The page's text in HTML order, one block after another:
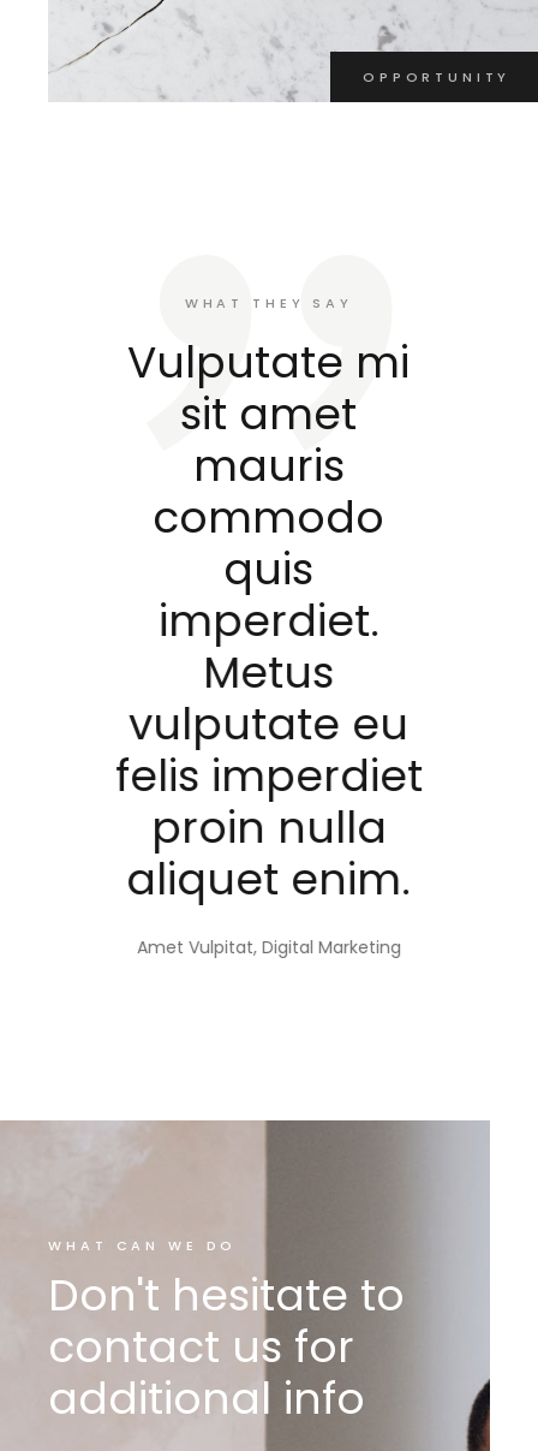
OPPORTUNITY
WHAT THEY SAY
Vulputate mi
sit amet
mauris
commodo
quis
imperdiet.
Metus
vulputate eu
felis imperdiet
proin nulla
aliquet enim.
Amet Vulpitat, Digital Marketing
WHAT CAN WE DO
Don't hesitate to
contact us for
additional info